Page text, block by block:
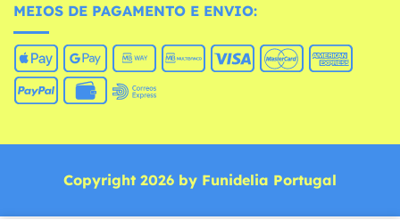
MEIOS DE PAGAMENTO E ENVIO:
Copyright 2026 by Funidelia Portugal